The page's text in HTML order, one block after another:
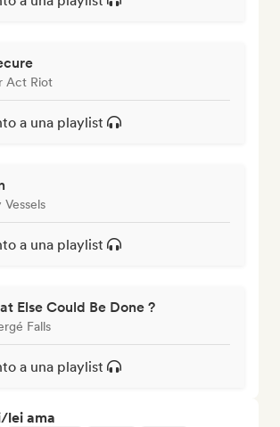
Act Riot
a una playlist
Vessels
a una playlist
Else Could Be Done ?
Falls
a una playlist
lei ama